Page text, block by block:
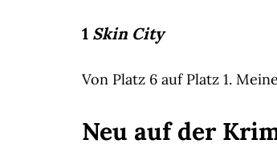
1 Skin City
Von Platz 6 auf Platz 1.
Neu auf der